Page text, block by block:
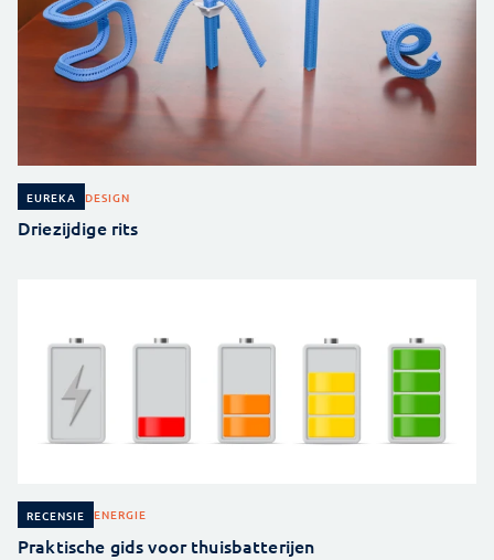
EUREKA DESIGN
Driezijdige rits
RECENSIE ENERGIE
Praktische gids voor thuisbatterijen